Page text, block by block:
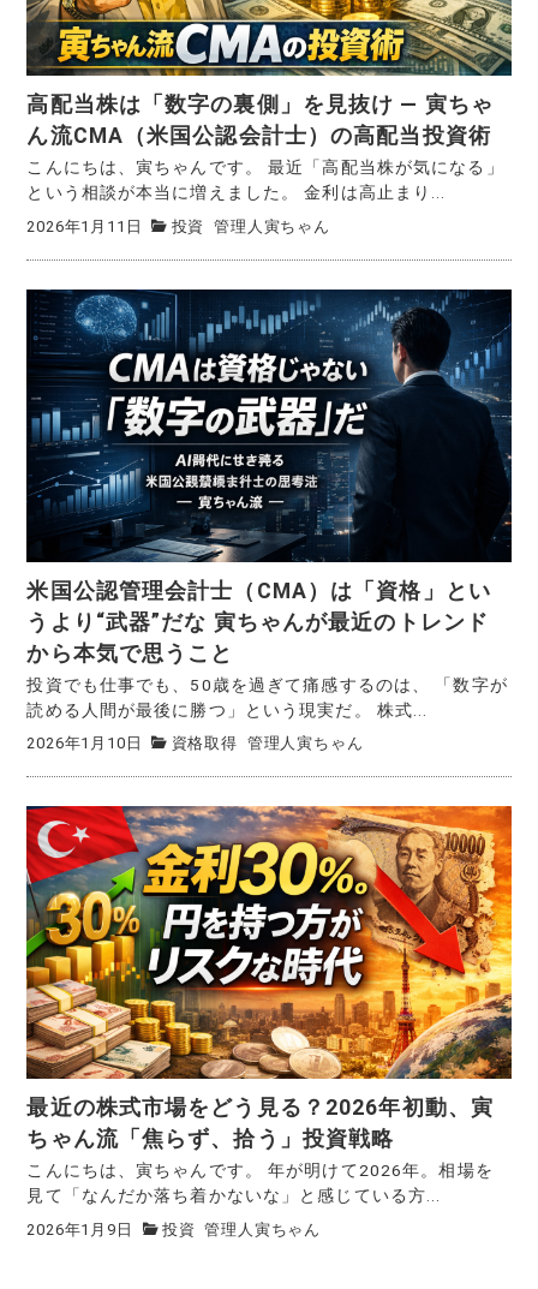
高配当株は「数字の裏側」を見抜け ― 寅ちゃ
ん流CMA（米国公認会計士）の高配当投資術
こんにちは、寅ちゃんです。 最近「高配当株が気になる」
という相談が本当に増えました。 金利は高止まり...
2026年1月11日 投資 管理人寅ちゃん
米国公認管理会計士（CMA）は「資格」とい
うより“武器”だな 寅ちゃんが最近のトレンド
から本気で思うこと
投資でも仕事でも、50歳を過ぎて痛感するのは、 「数字が
読める人間が最後に勝つ」という現実だ。 株式...
2026年1月10日 資格取得 管理人寅ちゃん
最近の株式市場をどう見る？2026年初動、寅
ちゃん流「焦らず、拾う」投資戦略
こんにちは、寅ちゃんです。 年が明けて2026年。相場を
見て「なんだか落ち着かないな」と感じている方...
2026年1月9日 投資 管理人寅ちゃん